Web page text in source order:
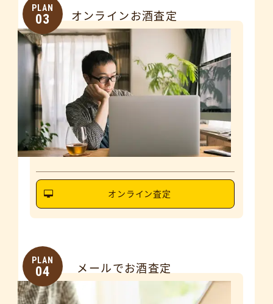
PLAN
03 オンラインお酒査定
オンライン査定
PLAN
04 メールでお酒査定